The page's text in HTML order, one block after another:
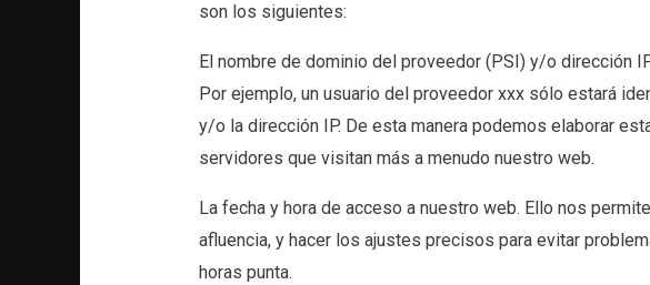
son los siguientes:
El nombre de dominio del proveedor (PSI) y/o dirección
Por ejemplo, un usuario del proveedor xxx sólo estará
y/o la dirección IP. De esta manera podemos elaborar
servidores que visitan más a menudo nuestro web.
La fecha y hora de acceso a nuestro web. Ello nos
afluencia, y hacer los ajustes precisos para evitar
horas punta.